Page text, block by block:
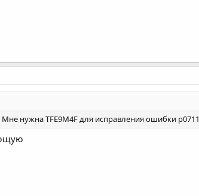
Мне нужна TFE9M4F для исправления ошибки p0711